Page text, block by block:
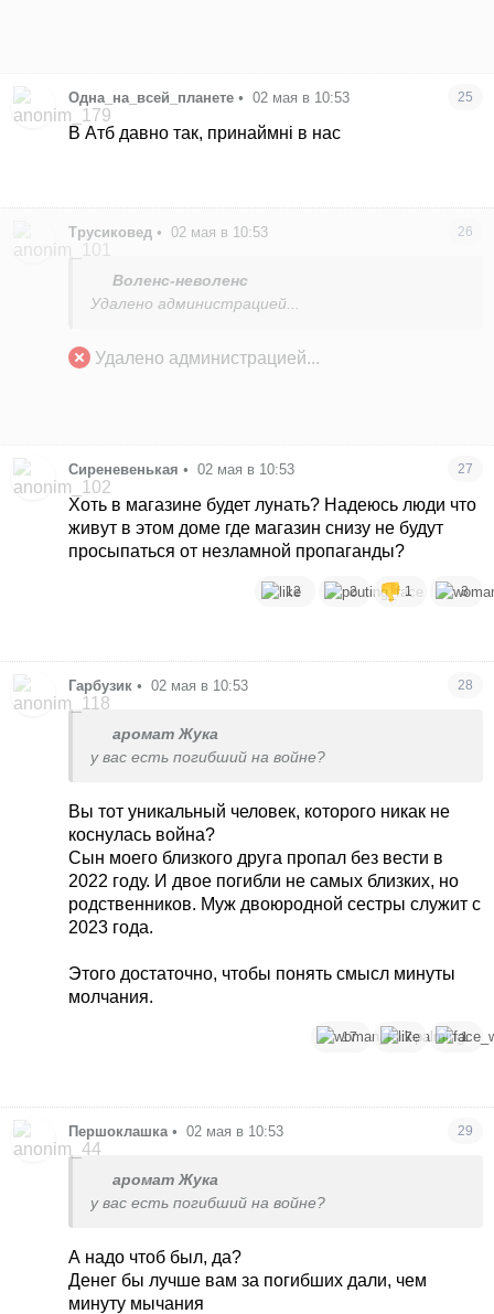
Одна_на_всей_планете • 02 мая в 10:53 25
В Атб давно так, принаймні в нас
Трусиковед • 02 мая в 10:53 26
Воленс-неволенс
Удалено администрацией...
Удалено администрацией...
Сиреневенькая • 02 мая в 10:53 27
Хоть в магазине будет лунать? Надеюсь люди что
живут в этом доме где магазин снизу не будут
просыпаться от незламной пропаганды?
12 2 1 3
Гарбузик • 02 мая в 10:53 28
аромат Жука
у вас есть погибший на войне?
Вы тот уникальный человек, которого никак не
коснулась война?
Сын моего близкого друга пропал без вести в
2022 году. И двое погибли не самых близких, но
родственников. Муж двоюродной сестры служит с
2023 года.
Этого достаточно, чтобы понять смысл минуты
молчания.
17 7 1
Першоклашка • 02 мая в 10:53 29
аромат Жука
у вас есть погибший на войне?
А надо чтоб был, да?
Денег бы лучше вам за погибших дали, чем
минуту мычания